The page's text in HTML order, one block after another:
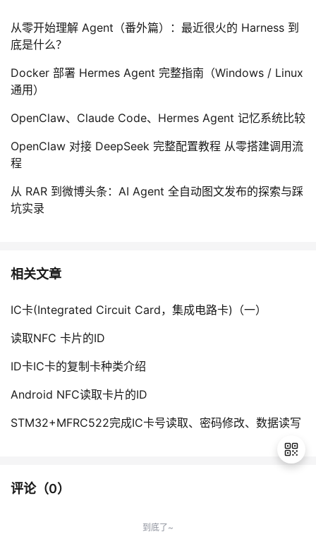
从零开始理解 Agent（番外篇）：最近很火的 Harness 到
底是什么？
Docker 部署 Hermes Agent 完整指南（Windows / Linux
通用）
OpenClaw、Claude Code、Hermes Agent 记忆系统比较
OpenClaw 对接 DeepSeek 完整配置教程 从零搭建调用流
程
从 RAR 到微博头条：AI Agent 全自动图文发布的探索与踩
坑实录
相关文章
IC卡(Integrated Circuit Card，集成电路卡)（一）
读取NFC 卡片的ID
ID卡IC卡的复制卡种类介绍
Android NFC读取卡片的ID
STM32+MFRC522完成IC卡号读取、密码修改、数据读写
评论（0）
到底了~